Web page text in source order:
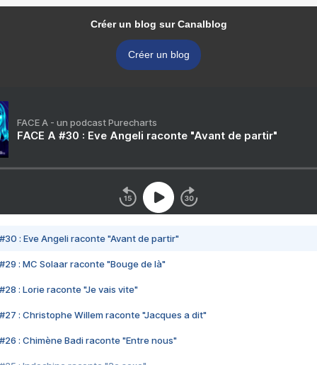
Créer un blog sur Canalblog
Créer un blog
FACE A - un podcast Purecharts
FACE A #30 : Eve Angeli raconte "Avant de partir"
#30 : Eve Angeli raconte "Avant de partir"
#29 : MC Solaar raconte "Bouge de là"
#28 : Lorie raconte "Je vais vite"
#27 : Christophe Willem raconte "Jacques a dit"
#26 : Chimène Badi raconte "Entre nous"